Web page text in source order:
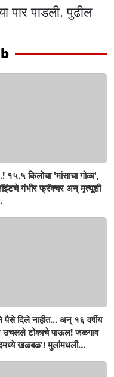
पार पाडली. पुढील
१५.५ किलोचा 'मांसाचा गोळा',
गंभीर फ्रॅक्चर अन् मृत्यूशी
दिले नाहीत... अन् १६ वर्षीय
उचलले टोकाचे पाऊल! जळगाव
खळबळ'! मुलांमधली